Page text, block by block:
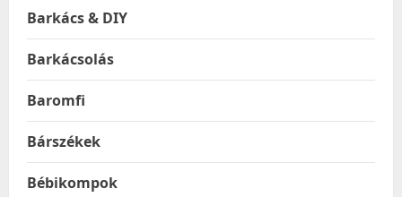
Barkács & DIY
Barkácsolás
Baromfi
Bárszékek
Bébikompok